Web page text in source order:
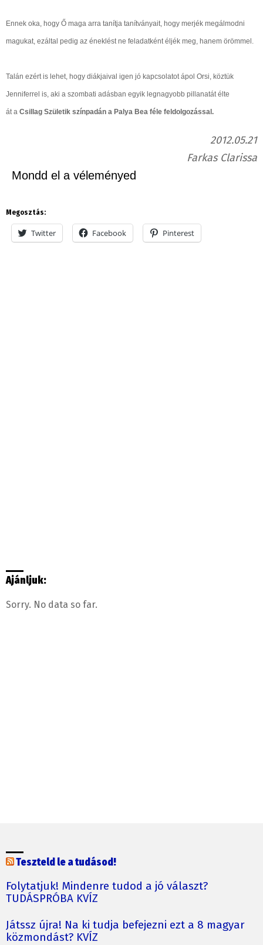
Ennek oka, hogy Ő maga arra tanítja tanítványait, hogy merjék megálmodni
magukat, ezáltal pedig az éneklést ne feladatként éljék meg, hanem örömmel.
Talán ezért is lehet, hogy diákjaival igen jó kapcsolatot ápol Orsi, köztük
Jenniferrel is, aki a szombati adásban egyik legnagyobb pillanatát élte
áta Csillag Születik színpadán a Palya Bea féle feldolgozással.
2012.05.21
Farkas Clarissa
Mondd el a véleményed
Megosztás:
Twitter Facebook Pinterest
Ajánljuk:
Sorry. No data so far.
Teszteld le a tudásod!
Folytatjuk! Mindenre tudod a jó választ?
TUDÁSPRÓBA KVÍZ
Játssz újra! Na ki tudja befejezni ezt a 8 magyar
közmondást? KVÍZ